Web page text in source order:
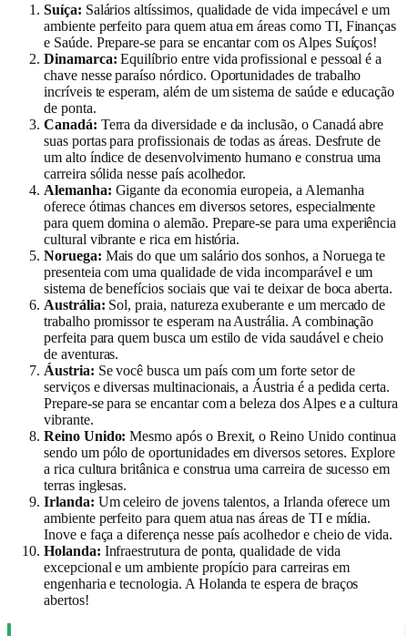
Suíça: Salários altíssimos, qualidade de vida impecável e um
ambiente perfeito para quem atua em áreas como TI, Finanças
e Saúde. Prepare-se para se encantar com os Alpes Suíços!
Dinamarca: Equilíbrio entre vida profissional e pessoal é a
chave nesse paraíso nórdico. Oportunidades de trabalho
incríveis te esperam, além de um sistema de saúde e educação
de ponta.
Canadá: Terra da diversidade e da inclusão, o Canadá abre
suas portas para profissionais de todas as áreas. Desfrute de
um alto índice de desenvolvimento humano e construa uma
carreira sólida nesse país acolhedor.
Alemanha: Gigante da economia europeia, a Alemanha
oferece ótimas chances em diversos setores, especialmente
para quem domina o alemão. Prepare-se para uma experiência
cultural vibrante e rica em história.
Noruega: Mais do que um salário dos sonhos, a Noruega te
presenteia com uma qualidade de vida incomparável e um
sistema de benefícios sociais que vai te deixar de boca aberta.
Austrália: Sol, praia, natureza exuberante e um mercado de
trabalho promissor te esperam na Austrália. A combinação
perfeita para quem busca um estilo de vida saudável e cheio
de aventuras.
Áustria: Se você busca um país com um forte setor de
serviços e diversas multinacionais, a Áustria é a pedida certa.
Prepare-se para se encantar com a beleza dos Alpes e a cultura
vibrante.
Reino Unido: Mesmo após o Brexit, o Reino Unido continua
sendo um pólo de oportunidades em diversos setores. Explore
a rica cultura britânica e construa uma carreira de sucesso em
terras inglesas.
Irlanda: Um celeiro de jovens talentos, a Irlanda oferece um
ambiente perfeito para quem atua nas áreas de TI e mídia.
Inove e faça a diferença nesse país acolhedor e cheio de vida.
Holanda: Infraestrutura de ponta, qualidade de vida
excepcional e um ambiente propício para carreiras em
engenharia e tecnologia. A Holanda te espera de braços
abertos!